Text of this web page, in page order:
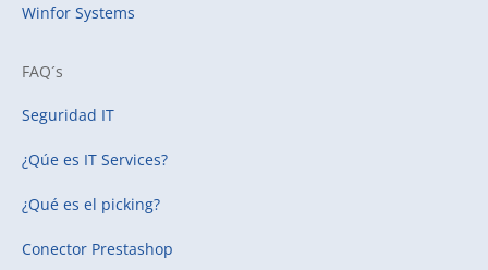
Winfor Systems
FAQ´s
Seguridad IT
¿Qúe es IT Services?
¿Qué es el picking?
Conector Prestashop